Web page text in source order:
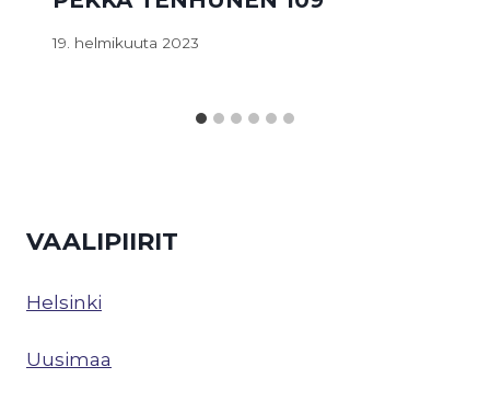
19. helmikuuta 2023
VAALIPIIRIT
Helsinki
Uusimaa